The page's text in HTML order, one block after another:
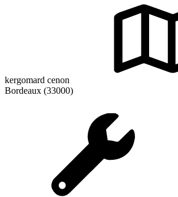
kergomard cenon
Bordeaux (33000)